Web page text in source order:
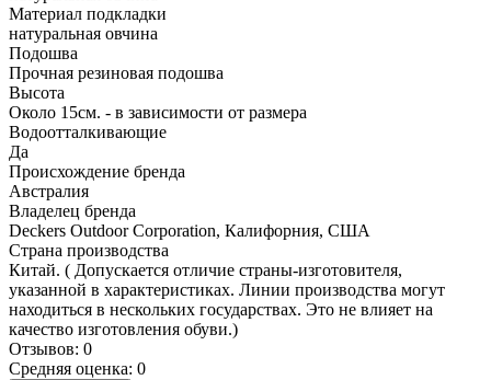
Материал подкладки
натуральная овчина
Подошва
Прочная резиновая подошва
Высота
Около 15см. - в зависимости от размера
Водоотталкивающие
Да
Происхождение бренда
Австралия
Владелец бренда
Deckers Outdoor Corporation, Калифорния, США
Страна производства
Китай. ( Допускается отличие страны-изготовителя,
указанной в характеристиках. Линии производства могут
находиться в нескольких государствах. Это не влияет на
качество изготовления обуви.)
Отзывов: 0
Средняя оценка: 0